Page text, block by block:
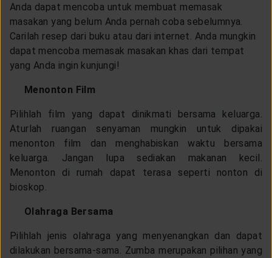
Anda dapat mencoba untuk membuat memasak
masakan yang belum Anda pernah coba sebelumnya.
Carilah resep dari buku atau dari internet. Anda mungkin
dapat mencoba memasak masakan khas dari tempat
yang Anda ingin kunjungi!
Menonton Film
Pilihlah film yang dapat dinikmati bersama keluarga.
Aturlah ruangan senyaman mungkin untuk dipakai
menonton film dan menghabiskan waktu bersama
keluarga. Jangan lupa sediakan makanan kecil.
Menonton di rumah dapat terasa seperti nonton di
bioskop.
Olahraga Bersama
Pilihlah jenis olahraga yang menyenangkan dan dapat
dilakukan bersama-sama. Zumba merupakan pilihan yang